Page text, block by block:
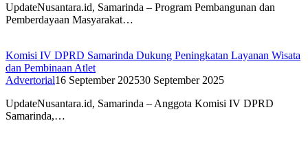
UpdateNusantara.id, Samarinda – Program Pembangunan dan
Pemberdayaan Masyarakat…
Komisi IV DPRD Samarinda Dukung Peningkatan Layanan Wisata
dan Pembinaan Atlet
Advertorial16 September 202530 September 2025
UpdateNusantara.id, Samarinda – Anggota Komisi IV DPRD
Samarinda,…